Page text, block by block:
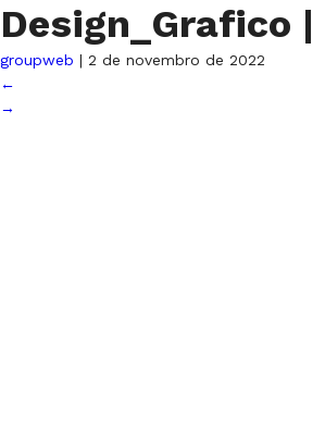
Design_Grafico |
groupweb | 2 de novembro de 2022
←
→